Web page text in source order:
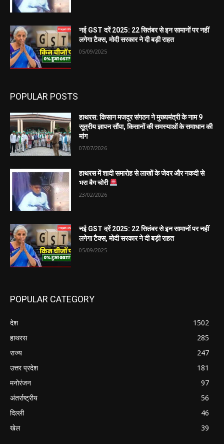
नई GST दरें 2025: 22 सितंबर से इन सामानों पर नहीं
लगेगा टैक्स, मोदी सरकार ने दी बड़ी राहत
05/09/2025
POPULAR POSTS
हाथरस: किसान मजदूर संगठन ने मुख्यमंत्री के नाम 9
सूत्रीय ज्ञापन सौंपा, किसानों की समस्याओं के समाधान की
मांग
07/07/2026
हाथरस में शादी समारोह से लाखों के जेवर और नकदी से
भरा बैग चोरी
23/02/2026
नई GST दरें 2025: 22 सितंबर से इन सामानों पर नहीं
लगेगा टैक्स, मोदी सरकार ने दी बड़ी राहत
05/09/2025
POPULAR CATEGORY
देश
1502
हाथरस
285
राज्य
247
उत्तर प्रदेश
181
मनोरंजन
97
अंतर्राष्ट्रीय
56
दिल्ली
46
खेल
39